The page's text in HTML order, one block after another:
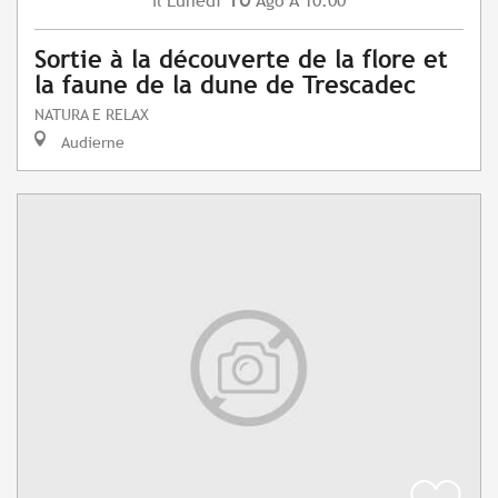
Sortie à la découverte de la flore et
la faune de la dune de Trescadec
NATURA E RELAX
Audierne